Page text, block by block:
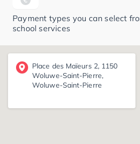
Payment types you can select
school services
Place des Maïeurs 2, 1150
Woluwe-Saint-Pierre,
Woluwe-Saint-Pierre